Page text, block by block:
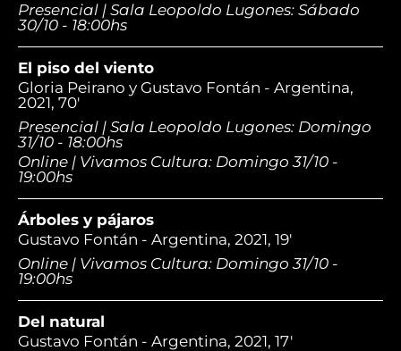
Presencial | Sala Leopoldo Lugones: Sábado
30/10 - 18:00hs
El piso del viento
Gloria Peirano y Gustavo Fontán - Argentina,
2021, 70'
Presencial | Sala Leopoldo Lugones: Domingo
31/10 - 18:00hs
Online | Vivamos Cultura: Domingo 31/10 -
19:00hs
Árboles y pájaros
Gustavo Fontán - Argentina, 2021, 19'
Online | Vivamos Cultura: Domingo 31/10 -
19:00hs
Del natural
Gustavo Fontán - Argentina, 2021, 17'